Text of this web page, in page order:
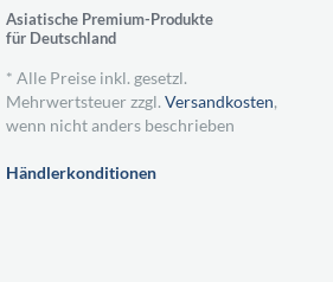
Asiatische Premium-Produkte
für Deutschland
* Alle Preise inkl. gesetzl.
Mehrwertsteuer zzgl. Versandkosten,
wenn nicht anders beschrieben
Händlerkonditionen